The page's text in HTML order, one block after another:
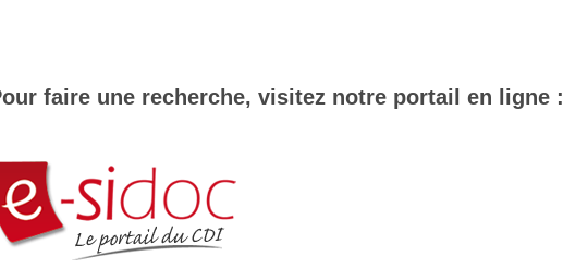
faire une recherche, visitez notre portail en ligne :